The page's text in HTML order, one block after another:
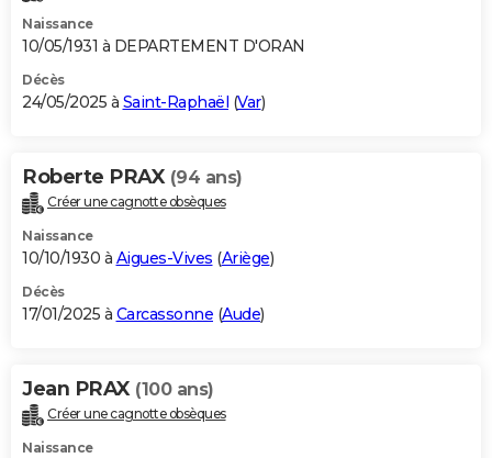
Naissance
10/05/1931 à DEPARTEMENT D'ORAN
Décès
24/05/2025 à Saint-Raphaël (Var)
Roberte PRAX (94 ans)
Créer une cagnotte obsèques
Naissance
10/10/1930 à Aigues-Vives (Ariège)
Décès
17/01/2025 à Carcassonne (Aude)
Jean PRAX (100 ans)
Créer une cagnotte obsèques
Naissance